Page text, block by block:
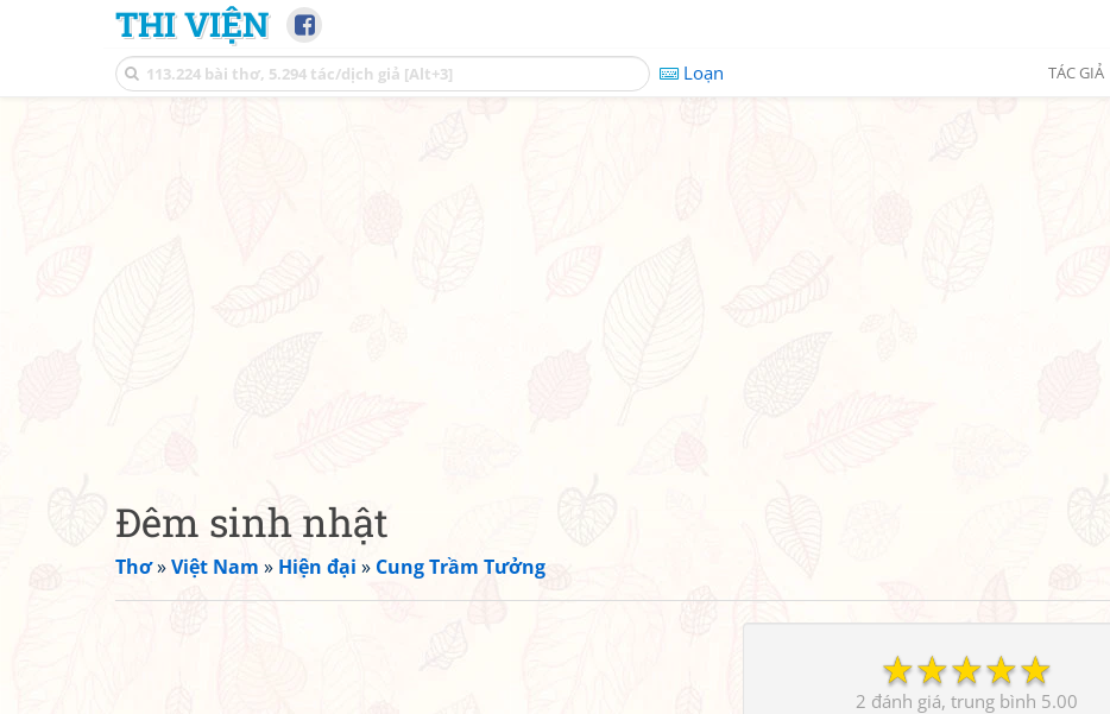
THI VIỆN
Loạn TÁC GIẢ
Đêm sinh nhật
Thơ»Việt Nam » Hiện đại » Cung Trầm Tưởng
☆
☆
☆
☆
☆
2 5.00